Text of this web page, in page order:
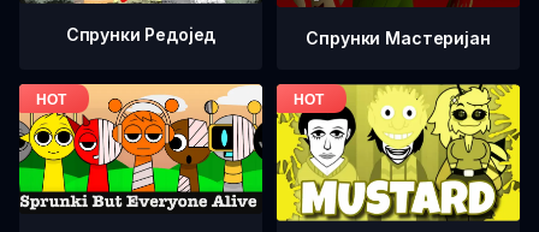
Спрунки Редоjед Спрунки Мастеријан